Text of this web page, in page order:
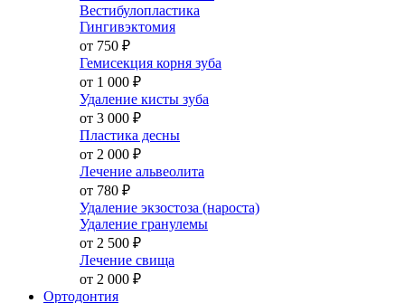
Вестибулопластика
Гингивэктомия
от 750 ₽
Гемисекция корня зуба
от 1 000 ₽
Удаление кисты зуба
от 3 000 ₽
Пластика десны
от 2 000 ₽
Лечение альвеолита
от 780 ₽
Удаление экзостоза (нароста)
Удаление гранулемы
от 2 500 ₽
Лечение свища
от 2 000 ₽
Ортодонтия